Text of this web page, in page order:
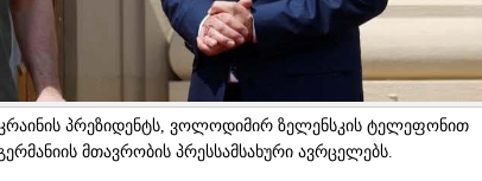
პრეზიდენტს, ვოლოდიმირ ზელენსკის ტელეფონით
მთავრობის პრესსამსახური ავრცელებს.